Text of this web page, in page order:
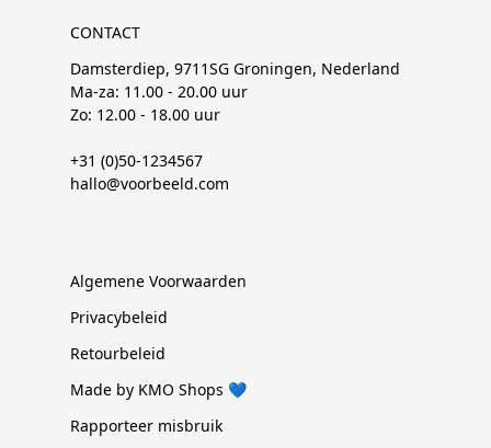
CONTACT
Damsterdiep, 9711SG Groningen, Nederland
Ma-za: 11.00 - 20.00 uur
Zo: 12.00 - 18.00 uur
+31 (0)50-1234567
hallo@voorbeeld.com
Algemene Voorwaarden
Privacybeleid
Retourbeleid
Made by KMO Shops 💙
Rapporteer misbruik